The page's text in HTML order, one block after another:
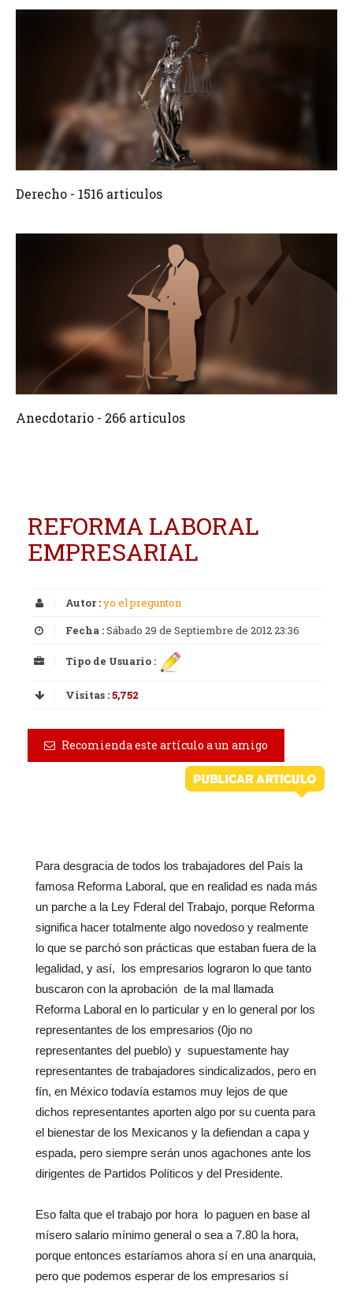
Crear 1516 Articulos
Derecho - 1516 articulos
Crear 266 Articulos
Anecdotario - 266 articulos
REFORMA LABORAL
EMPRESARIAL
Autor :yo el pregunton
Fecha :Sábado 29 de Septiembre de 2012 23:36
Tipo de Usuario :
Visitas :5,752
Recomienda este artículo a un amigo
Para desgracia de todos los trabajadores del País la
famosa Reforma Laboral, que en realidad es nada más
un parche a la Ley Fderal del Trabajo, porque Reforma
significa hacer totalmente algo novedoso y realmente
lo que se parchó son prácticas que estaban fuera de la
legalidad, y así, los empresarios lograron lo que tanto
buscaron con la aprobación de la mal llamada
Reforma Laboral en lo particular y en lo general por los
representantes de los empresarios (0jo no
representantes del pueblo) y supuestamente hay
representantes de trabajadores sindicalizados, pero en
fín, en México todavía estamos muy lejos de que
dichos representantes aporten algo por su cuenta para
el bienestar de los Mexicanos y la defiendan a capa y
espada, pero siempre serán unos agachones ante los
dirigentes de Partidos Políticos y del Presidente.
Eso falta que el trabajo por hora lo paguen en base al
mísero salario mínimo general o sea a 7.80 la hora,
porque entonces estaríamos ahora sí en una anarquia,
pero que podemos esperar de los empresarios sí